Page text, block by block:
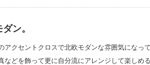
ン。
アクセントクロスで北欧モダンな雰囲気になっ
などを飾って更に自分流にアレンジして楽しめ